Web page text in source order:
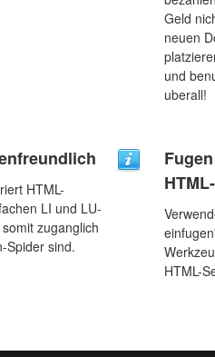
Geld
neuen
und
uberall!
HTML-
LI und LU-
zuganglich
Spider sind.
HTML-